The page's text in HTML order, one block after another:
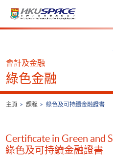
Main
會計及金融
綠色金融
主頁 課程 綠色及可持續金融證書
Certificate in Green and
綠色及可持續金融證書